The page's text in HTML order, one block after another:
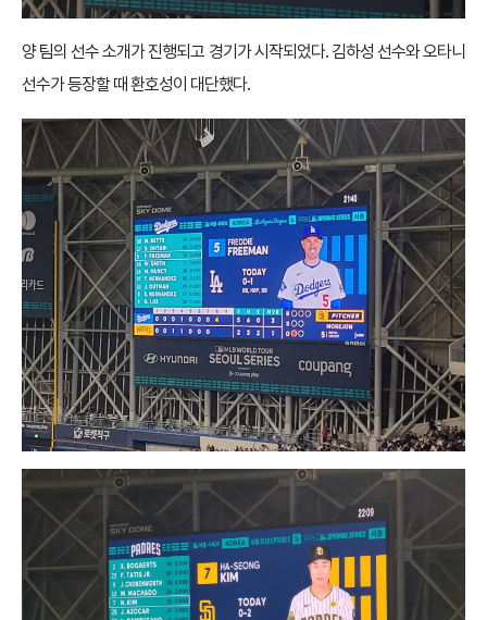
양 팀의 선수 소개가 진행되고 경기가 시작되었다. 김하성 선수와 오타니
선수가 등장할 때 환호성이 대단했다.